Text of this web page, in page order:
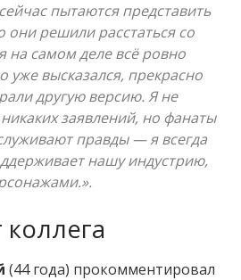
пытаются представить
они решили расстаться со
на самом деле всё ровно
уже высказался, прекрасно
другую версию. Я не
заявлений, но фанаты
правды — я всегда
нашу индустрию,
(44 года) прокомментировал